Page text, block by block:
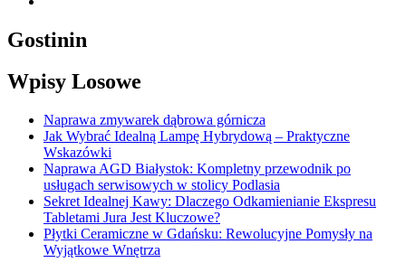
wpisach
Gostinin
Wpisy Losowe
Naprawa zmywarek dąbrowa górnicza
Jak Wybrać Idealną Lampę Hybrydową – Praktyczne
Wskazówki
Naprawa AGD Białystok: Kompletny przewodnik po
usługach serwisowych w stolicy Podlasia
Sekret Idealnej Kawy: Dlaczego Odkamienianie Ekspresu
Tabletami Jura Jest Kluczowe?
Płytki Ceramiczne w Gdańsku: Rewolucyjne Pomysły na
Wyjątkowe Wnętrza